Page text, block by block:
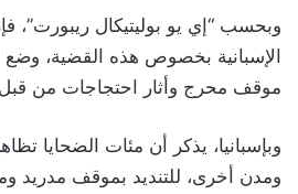
وبحسب “إي يو بوليتيكال
الإسبانية بخصوص هذه القضية، وضع
موقف محرج وأثار احتجاجات من قبل
وبإسبانيا، يذكر أن مئات الضحايا
ومدن أخرى، للتنديد بموقف مدريد